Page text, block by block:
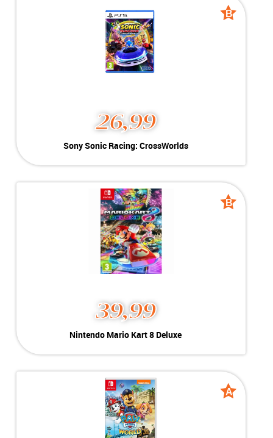
B
26,99
Sony Sonic Racing: CrossWorlds
B
grade
Conditie:
B-Grade
Geschikt voor PlayStation 5
B
39,99
Nintendo Mario Kart 8 Deluxe
B
grade
Conditie:
B-Grade
Geschikt voor Nintendo Switch
A
A
grade